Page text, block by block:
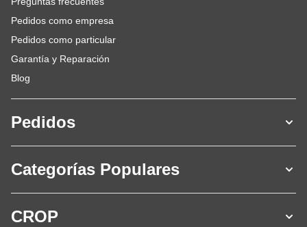
Pedidos como empresa
Pedidos como particular
Garantía y Reparación
Blog
Pedidos
Categorías Populares
CROP